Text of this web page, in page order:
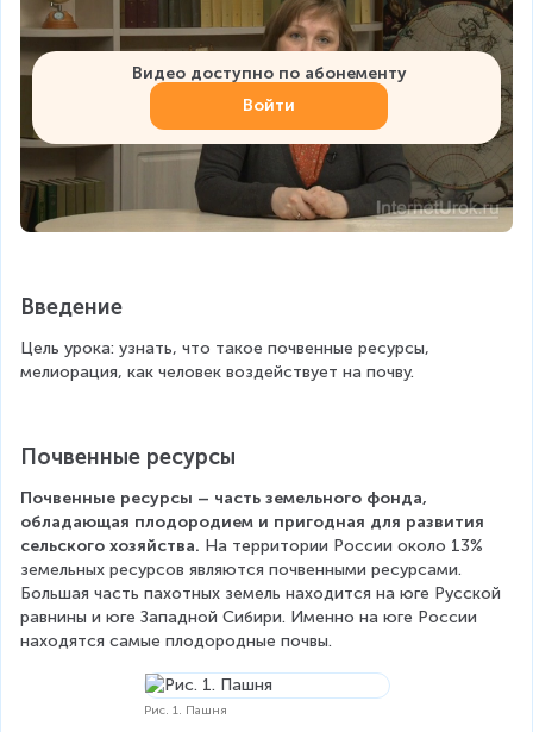
Видео доступно по абонементу
Войти
Введение
Цель урока: узнать, что такое почвенные ресурсы,
мелиорация, как человек воздействует на почву.
Почвенные ресурсы
Почвенные ресурсы – часть земельного фонда,
обладающая плодородием и пригодная для развития
сельского хозяйства. На территории России около 13%
земельных ресурсов являются почвенными ресурсами.
Большая часть пахотных земель находится на юге Русской
равнины и юге Западной Сибири. Именно на юге России
находятся самые плодородные почвы.
Рис. 1. Пашня